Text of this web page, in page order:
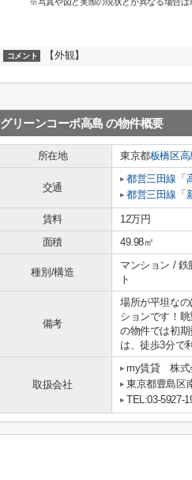
コメント 【外観】
グリーンコーポ高島 の物件概要
所在地 東京都板橋区高
交通
都営三田線 「
都営三田線 「
賃料 12万円
面積
49.98㎡
種別/構造
マンション / 鉄
ト
備考
場所が平坦な
ションです！
の物件では初
は、徒歩3分で
取扱会社
my賃貸 株式
東京都豊島区
TEL:03-5927-